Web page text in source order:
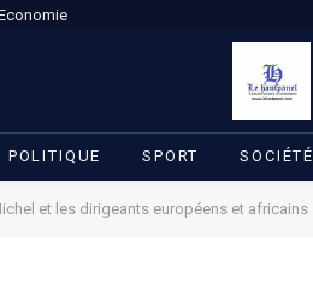
POLITIQUE SPORT SOCIÉTÉ
et les dirigeants européens et africains